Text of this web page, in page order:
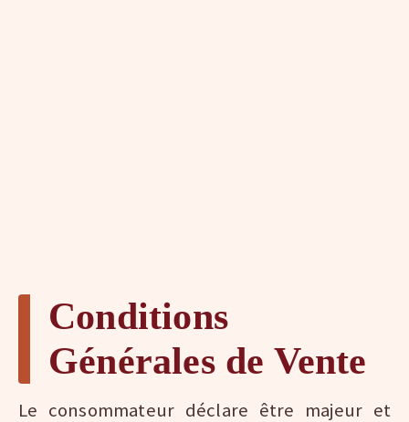
Conditions
Générales de Vente
Le consommateur déclare être majeur et